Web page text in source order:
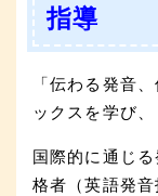
指導
「伝わる発音
ックスを学び、
国際的に通じ
格者（英語発